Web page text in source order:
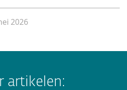
2026
artikelen: